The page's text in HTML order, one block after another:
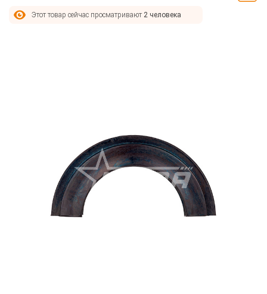
Этот товар сейчас просматривают 2 человека